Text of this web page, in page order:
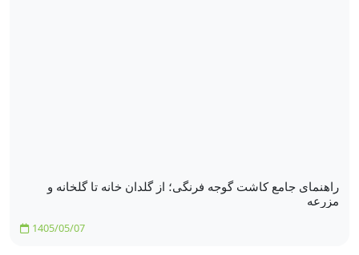
راهنمای جامع کاشت گوجه فرنگی؛ از گلدان خانه تا گلخانه و
مزرعه
1405/05/07